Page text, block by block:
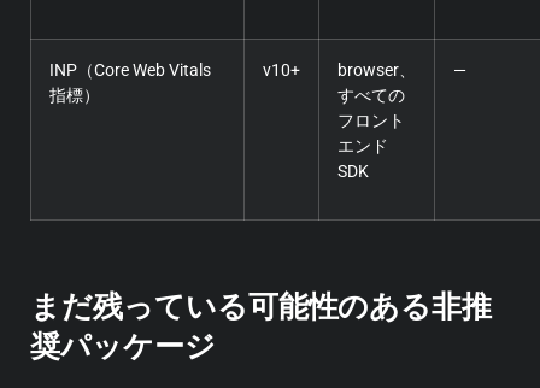
INP（Core Web Vitals
指標）
v10+
browser、
すべての
フロント
エンド
SDK
—
まだ残っている可能性のある非推
奨パッケージ